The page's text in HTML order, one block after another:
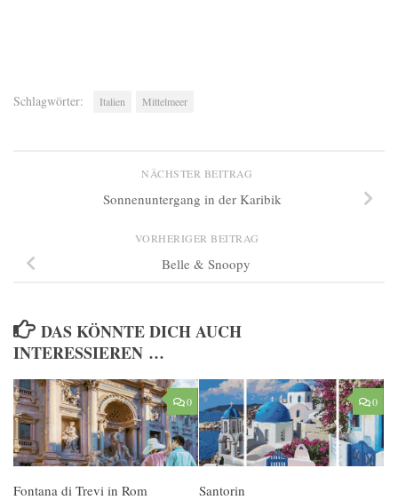
Schlagwörter: Italien Mittelmeer
NÄCHSTER BEITRAG
Sonnenuntergang in der Karibik
VORHERIGER BEITRAG
Belle & Snoopy
DAS KÖNNTE DICH AUCH
INTERESSIEREN …
0
Fontana di Trevi in Rom
0
Santorin